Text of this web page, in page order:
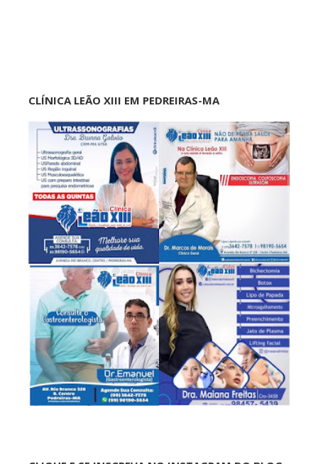
CLÍNICA LEÃO XIII EM PEDREIRAS-MA